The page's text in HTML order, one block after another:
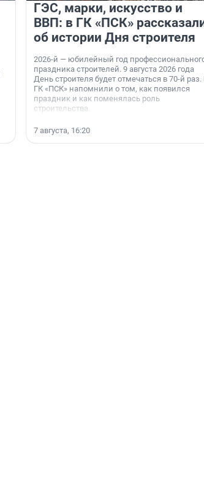
ГЭС, марки, искусство и
ВВП: в ГК «ПСК»
об истории Дня строителя
2026-й — юбилейный год
праздника строителей. 9 августа 2026 года
День строителя будет отмечаться в 70-й раз.
ГК «ПСК» напомнили о том, как появился
праздник и как поменялась роль
строительства.
7 августа, 16:20